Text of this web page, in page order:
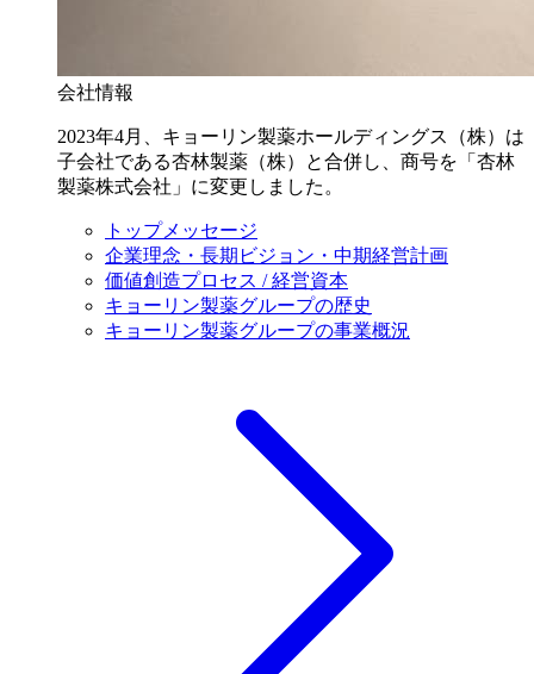
会社情報
2023年4月、キョーリン製薬ホールディングス（株）は
子会社である杏林製薬（株）と合併し、商号を「杏林
製薬株式会社」に変更しました。
トップメッセージ
企業理念・長期ビジョン・中期経営計画
価値創造プロセス / 経営資本
キョーリン製薬グループの歴史
キョーリン製薬グループの事業概況